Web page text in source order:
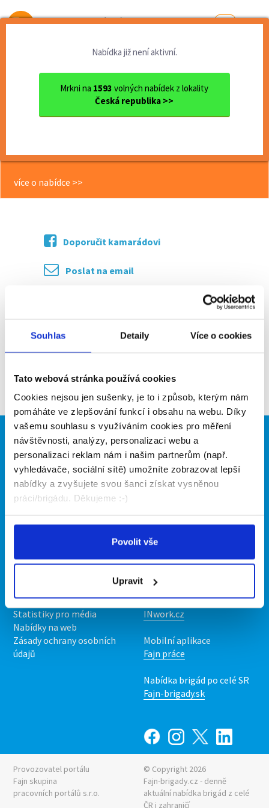
Souhlas Detaily Více o cookies
Tato webová stránka používá cookies
Cookies nejsou jen sušenky, je to i způsob, kterým nám
pomáháte ve zlepšování funkcí i obsahu na webu. Díky
vašemu souhlasu s využíváním cookies pro měření
návštěvnosti, analýzy, personalizaci webu a
personalizaci reklam nám i našim partnerům (např.
vyhledávače, sociální sítě) umožníte zobrazovat lepší
nabídky a zvyšujete svou šanci získat vysněnou
práci/brigádu. Děkujeme :-)
Povolit vše
Upravit
Od první brigády
Nabídka již není aktivní.
Mrkni na 1593 volných nabídek z lokality
Česká republika >>
Jablonec nad Nisou
ODPOLEDNÍ ÚKLID - kanceláře...
<< Zpět
více o nabídce >>
Doporučit kamarádovi
Poslat na email
Zpět
Brigádníci
Články
Hledané brigády
Firmy
Vložit inzerát
Ceník
Kontakt
Upravit předvolby cookies
Statistiky pro média
Nabídky na web
Zásady ochrany osobních
údajů
Naše další projekty
Mobilní aplikace
Nabídka práce z celé ČR
INwork.cz
Mobilní aplikace
Fajn práce
Nabídka brigád po celé SR
Fajn-brigady.sk
Provozovatel portálu
Fajn skupina
pracovních portálů s.r.o.
© Copyright 2026
Fajn-brigady.cz - denně
aktuální nabídka brigád z celé
ČR i zahraničí